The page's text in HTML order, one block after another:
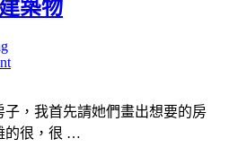
築物
子，我首先請她們畫出想要的房
的很，很 …